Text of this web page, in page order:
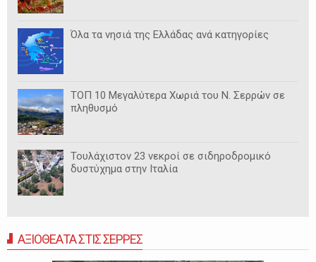
Όλα τα νησιά της Ελλάδας ανά κατηγορίες
ΤΟΠ 10 Μεγαλύτερα Χωριά του Ν. Σερρών σε
πληθυσμό
Τουλάχιστον 23 νεκροί σε σιδηροδρομικό
δυστύχημα στην Ιταλία
ΑΞΙΟΘΕΑΤΑ ΣΤΙΣ ΣΕΡΡΕΣ